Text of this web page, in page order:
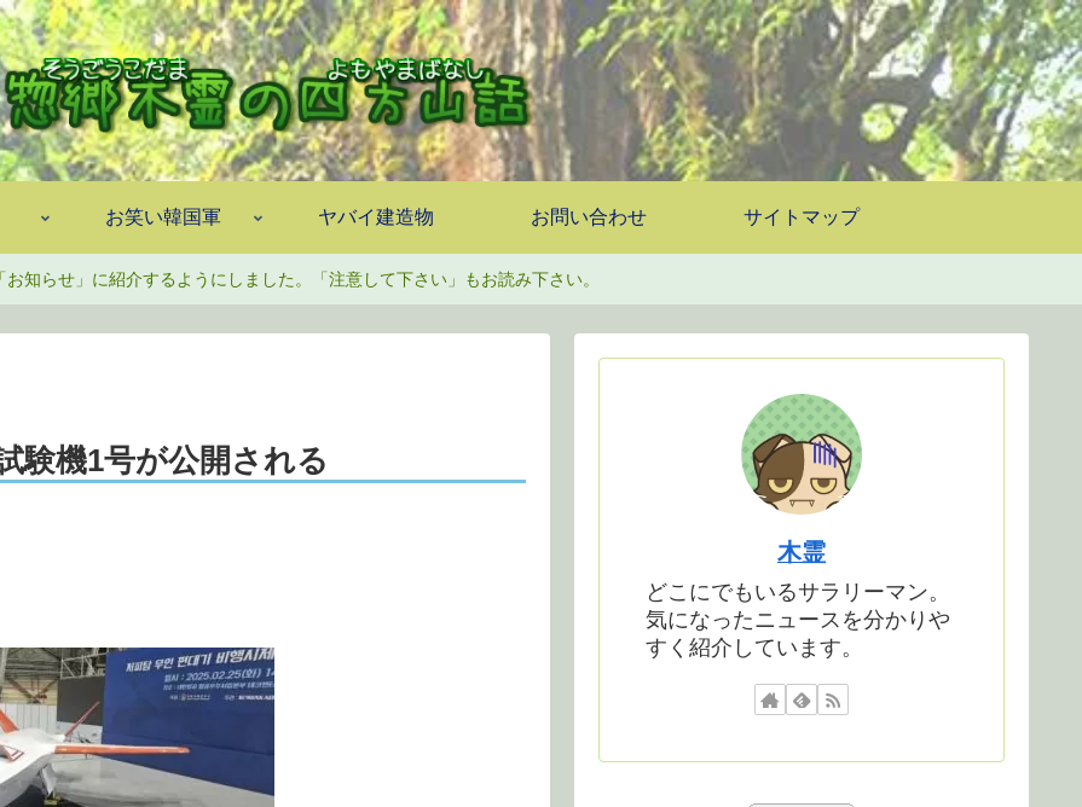
お笑い韓国軍 ヤバイ建造物 お問い合わせ サイトマップ
お知らせ」に紹介するようにしました。「注意して下さい」もお読み下さい。
験機1号が公開される
木霊
どこにでもいるサラリーマン。
気になったニュースを分かりや
すく紹介しています。